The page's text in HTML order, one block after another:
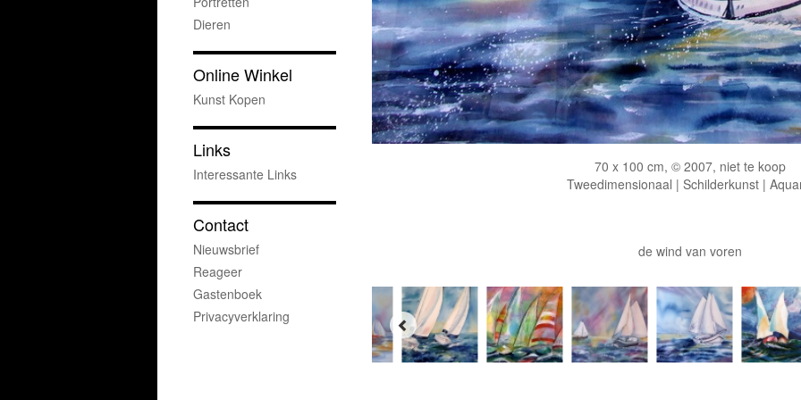
70 x 100 cm, © 2007, niet te koop
Tweedimensionaal | Schilderkunst |
de wind van voren
Dieren
Online Winkel
Kunst Kopen
Links
Interessante Links
Contact
Nieuwsbrief
Reageer
Gastenboek
Privacyverklaring